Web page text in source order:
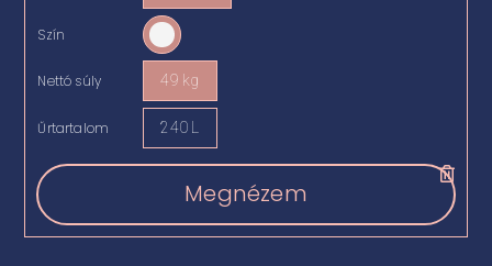
Szín
Nettó súly 49 kg
Űrtartalom 240 L
Megnézem